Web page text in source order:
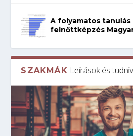
A folyamatos tanulás
felnőttképzés
SZAKMÁK Leírások és